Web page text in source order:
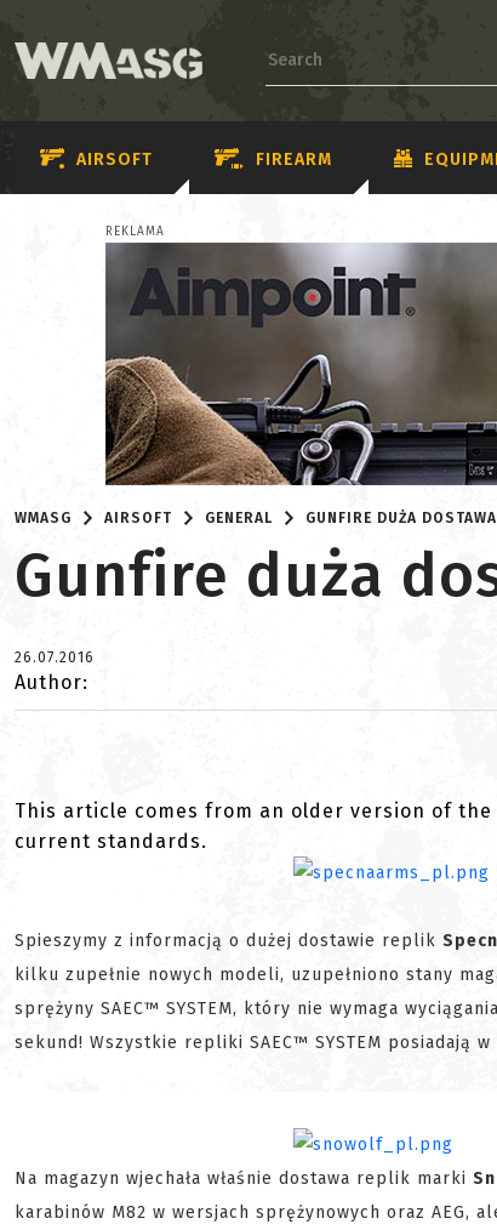
AIRSOFT FIREARM
REKLAMA
WMASG AIRSOFT GENERAL GUNFIRE DUŻA
Gunfire duża
26.07.2016
Author:
This article comes from an older version of
current standards.
Spieszymy z informacją o dużej dostawie replik
kilku zupełnie nowych modeli, uzupełniono stany
sprężyny SAEC™ SYSTEM, który nie wymaga
sekund! Wszystkie repliki SAEC™ SYSTEM posiadają
Na magazyn wjechała właśnie dostawa replik marki
karabinów M82 w wersjach sprężynowych oraz AEG,